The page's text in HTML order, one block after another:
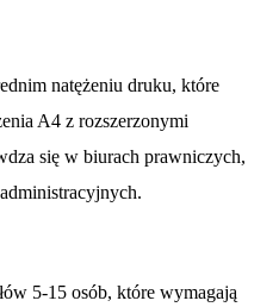
natężeniu druku, które
A4 z rozszerzonymi
się w biurach prawniczych,
5-15 osób, które wymagają